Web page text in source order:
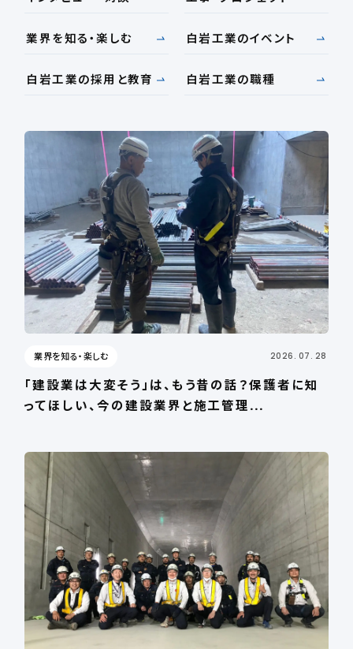
業界を知る・楽しむ 白岩工業のイベント
白岩工業の採用と教育 白岩工業の職種
業界を知る・楽しむ 2026. 07. 28
「建設業は大変そう」は、もう昔の話？保護者に知
ってほしい、今の建設業界と施工管理...